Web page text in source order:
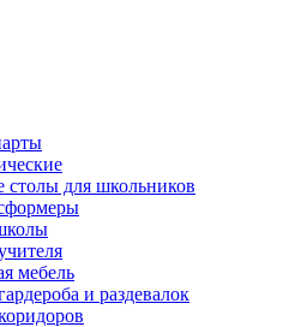
для школьников
мебель
и раздевалок